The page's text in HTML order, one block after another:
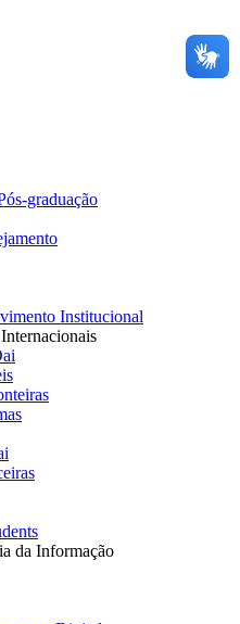
graduação
Institucional
da Informação